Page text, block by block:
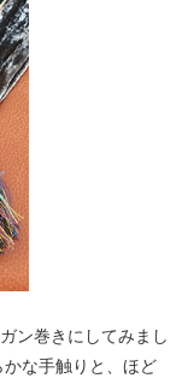
ン巻きにしてみまし
な手触りと、ほど